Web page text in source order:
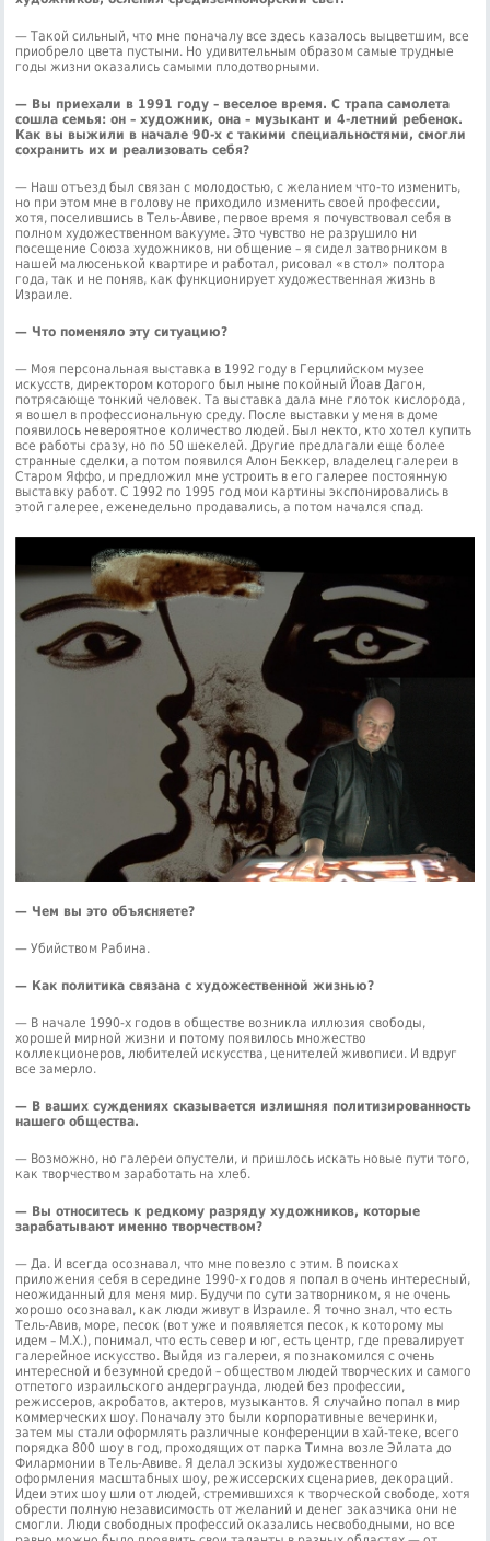
— Такой сильный, что мне поначалу все здесь казалось выцветшим, все
приобрело цвета пустыни. Но удивительным образом самые трудные
годы жизни оказались самыми плодотворными.
— Вы приехали в 1991 году – веселое время. С трапа самолета
сошла семья: он – художник, она – музыкант и 4-летний ребенок.
Как вы выжили в начале 90-х с такими специальностями, смогли
сохранить их и реализовать себя?
— Наш отъезд был связан с молодостью, с желанием что-то изменить,
но при этом мне в голову не приходило изменить своей профессии,
хотя, поселившись в Тель-Авиве, первое время я почувствовал себя в
полном художественном вакууме. Это чувство не разрушило ни
посещение Союза художников, ни общение – я сидел затворником в
нашей малюсенькой квартире и работал, рисовал «в стол» полтора
года, так и не поняв, как функционирует художественная жизнь в
Израиле.
— Что поменяло эту ситуацию?
— Моя персональная выставка в 1992 году в Герцлийском музее
искусств, директором которого был ныне покойный Йоав Дагон,
потрясающе тонкий человек. Та выставка дала мне глоток кислорода,
я вошел в профессиональную среду. После выставки у меня в доме
появилось невероятное количество людей. Был некто, кто хотел купить
все работы сразу, но по 50 шекелей. Другие предлагали еще более
странные сделки, а потом появился Алон Беккер, владелец галереи в
Старом Яффо, и предложил мне устроить в его галерее постоянную
выставку работ. С 1992 по 1995 год мои картины экспонировались в
этой галерее, еженедельно продавались, а потом начался спад.
— Чем вы это объясняете?
— Убийством Рабина.
— Как политика связана с художественной жизнью?
— В начале 1990-х годов в обществе возникла иллюзия свободы,
хорошей мирной жизни и потому появилось множество
коллекционеров, любителей искусства, ценителей живописи. И вдруг
все замерло.
— В ваших суждениях сказывается излишняя политизированность
нашего общества.
— Возможно, но галереи опустели, и пришлось искать новые пути того,
как творчеством заработать на хлеб.
— Вы относитесь к редкому разряду художников, которые
зарабатывают именно творчеством?
— Да. И всегда осознавал, что мне повезло с этим. В поисках
приложения себя в середине 1990-х годов я попал в очень интересный,
неожиданный для меня мир. Будучи по сути затворником, я не очень
хорошо осознавал, как люди живут в Израиле. Я точно знал, что есть
Тель-Авив, море, песок (вот уже и появляется песок, к которому мы
идем – М.Х.), понимал, что есть север и юг, есть центр, где превалирует
галерейное искусство. Выйдя из галереи, я познакомился с очень
интересной и безумной средой – обществом людей творческих и самого
отпетого израильского андерграунда, людей без профессии,
режиссеров, акробатов, актеров, музыкантов. Я случайно попал в мир
коммерческих шоу. Поначалу это были корпоративные вечеринки,
затем мы стали оформлять различные конференции в хай-теке, всего
порядка 800 шоу в год, проходящих от парка Тимна возле Эйлата до
Филармонии в Тель-Авиве. Я делал эскизы художественного
оформления масштабных шоу, режиссерских сценариев, декораций.
Идеи этих шоу шли от людей, стремившихся к творческой свободе, хотя
обрести полную независимость от желаний и денег заказчика они не
смогли. Люди свободных профессий оказались несвободными, но все